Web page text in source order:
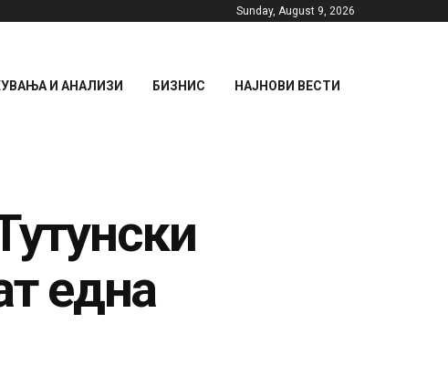
Sunday, August 9, 2026
И АНАЛИЗИ БИЗНИС НАЈНОВИ ВЕСТИ
една